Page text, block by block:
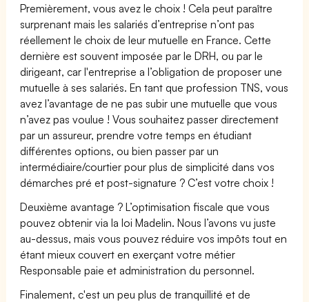
Premièrement, vous avez le choix ! Cela peut paraître
surprenant mais les salariés d’entreprise n’ont pas
réellement le choix de leur mutuelle en France. Cette
dernière est souvent imposée par le DRH, ou par le
dirigeant, car l'entreprise a l’obligation de proposer une
mutuelle à ses salariés. En tant que profession TNS, vous
avez l’avantage de ne pas subir une mutuelle que vous
n’avez pas voulue ! Vous souhaitez passer directement
par un assureur, prendre votre temps en étudiant
différentes options, ou bien passer par un
intermédiaire/courtier pour plus de simplicité dans vos
démarches pré et post-signature ? C’est votre choix !
Deuxième avantage ? L’optimisation fiscale que vous
pouvez obtenir via la loi Madelin. Nous l’avons vu juste
au-dessus, mais vous pouvez réduire vos impôts tout en
étant mieux couvert en exerçant votre métier
Responsable paie et administration du personnel.
Finalement, c'est un peu plus de tranquillité et de